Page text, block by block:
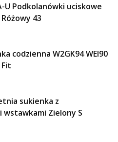
U Podkolanówki uciskowe
43
codzienna W2GK94 WEI90
Fit
sukienka z
Zielony S